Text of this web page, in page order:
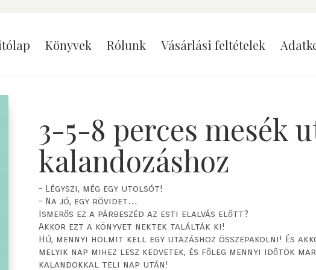
Könyvek Rólunk Vásárlási feltételek
3-5-8 perces mesék
kalandozáshoz
– Légyszi, még egy utolsót!
– Na jó, egy rövidet…
Ismerős ez a párbeszéd az esti elalvás előtt?
Akkor ezt a könyvet nektek találták ki!
Hú, mennyi holmit kell egy utazáshoz összepakolni! És
melyik nap mihez lesz kedvetek, és főleg mennyi időtök
kalandokkal teli nap után!